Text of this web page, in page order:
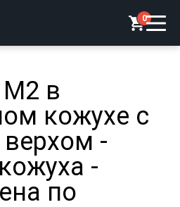
0
М2 в
кожухе с
-
-
по